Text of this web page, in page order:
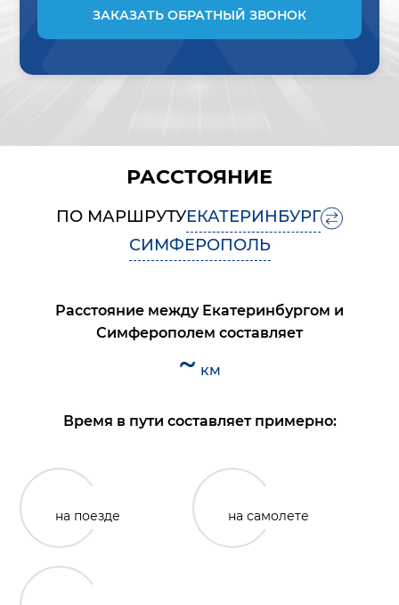
ЗАКАЗАТЬ ОБРАТНЫЙ ЗВОНОК
РАССТОЯНИЕ
ПО МАРШРУТУЕКАТЕРИНБУРГ
СИМФЕРОПОЛЬ
Расстояние между Екатеринбургом и
Симферополем составляет
~ км
Время в пути составляет примерно:
на поезде на самолете